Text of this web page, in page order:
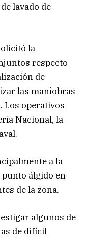
lavado de
la
respecto
de
las maniobras
Los operativos
Nacional, la
a la
punto álgido en
de la zona.
algunos de
de difícil